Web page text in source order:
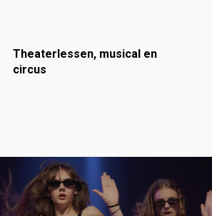
Theaterlessen, musical en
circus